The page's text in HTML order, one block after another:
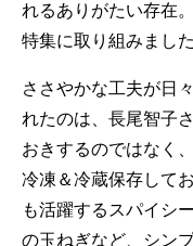
れるありがたい存在
特集に取り組みました
ささやかな工夫が日
れたのは、長尾智子
おきするのではなく
冷凍＆冷蔵保存して
も活躍するスパイシ
の玉ねぎなど、シン